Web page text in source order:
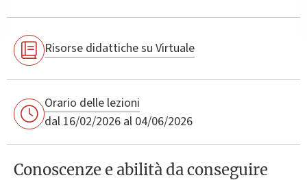
Risorse didattiche su Virtuale
Orario delle lezioni
dal 16/02/2026 al 04/06/2026
Conoscenze e abilità da conseguire